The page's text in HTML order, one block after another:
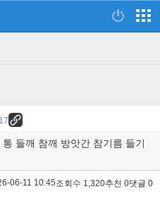
들깨 참깨 방앗간 참기름 들기
06-11 10:45조회수 1,320추천 0댓글 0